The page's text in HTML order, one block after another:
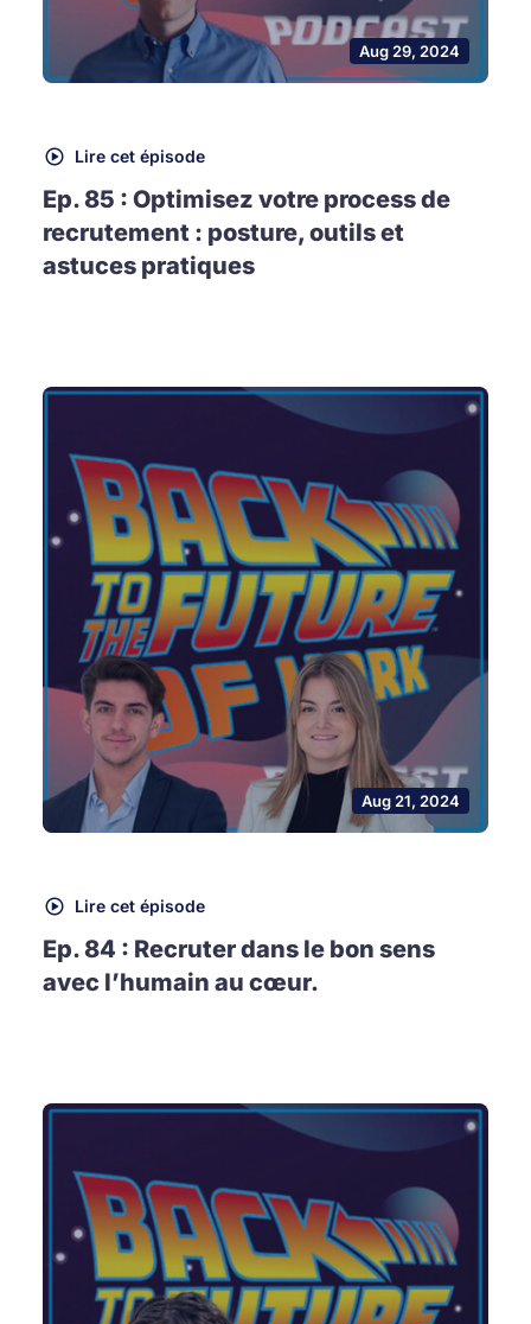
Aug 29, 2024
Lire cet épisode
Ep. 85 : Optimisez votre process de
recrutement : posture, outils et
astuces pratiques
Aug 21, 2024
Lire cet épisode
Ep. 84 : Recruter dans le bon sens
avec l’humain au cœur.